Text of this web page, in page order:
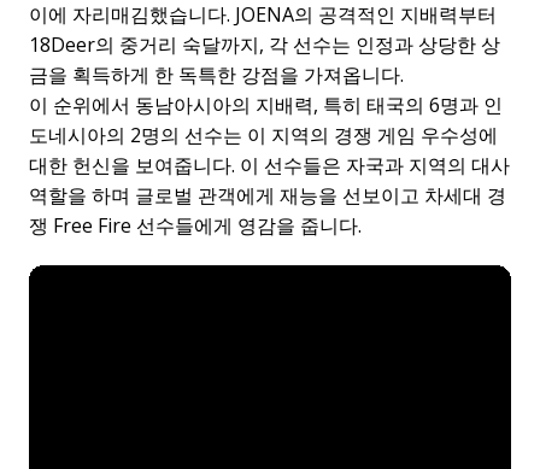
이에 자리매김했습니다. JOENA의 공격적인 지배력부터
18Deer의 중거리 숙달까지, 각 선수는 인정과 상당한 상
금을 획득하게 한 독특한 강점을 가져옵니다.
이 순위에서 동남아시아의 지배력, 특히 태국의 6명과 인
도네시아의 2명의 선수는 이 지역의 경쟁 게임 우수성에
대한 헌신을 보여줍니다. 이 선수들은 자국과 지역의 대사
역할을 하며 글로벌 관객에게 재능을 선보이고 차세대 경
쟁 Free Fire 선수들에게 영감을 줍니다.